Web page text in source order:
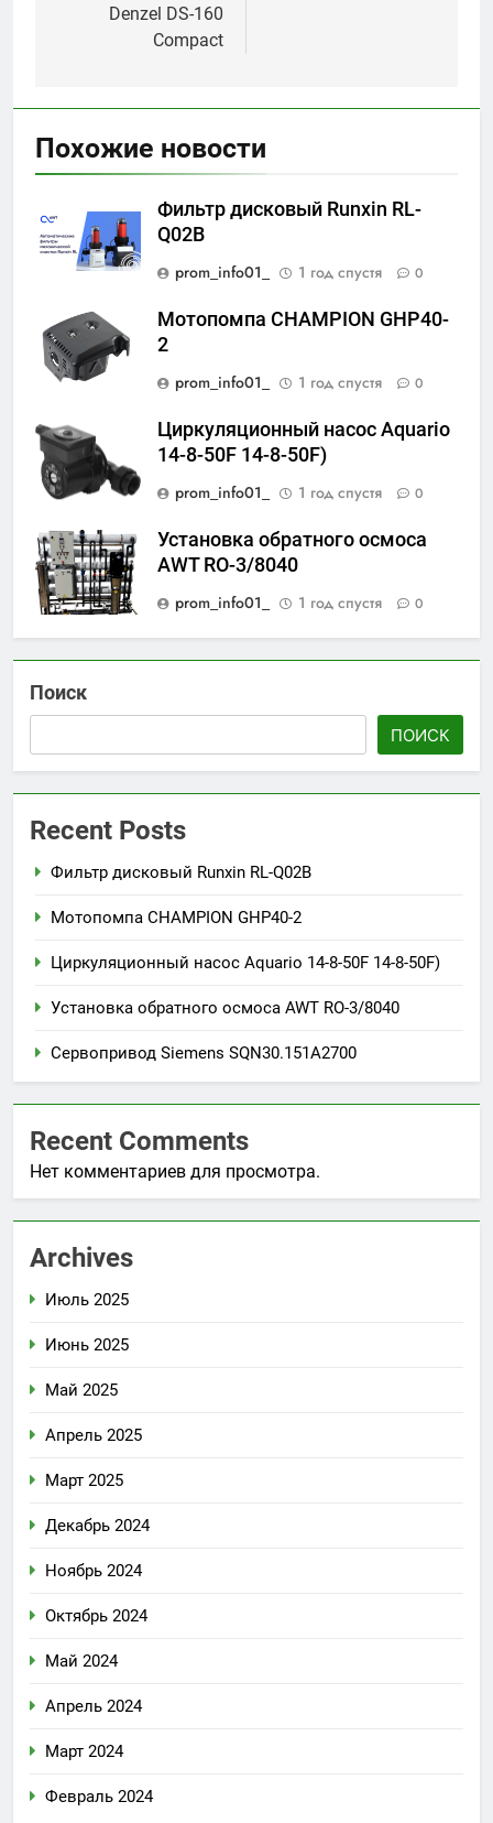
Denzel DS-160
Compact
Похожие новости
Фильтр дисковый Runxin RL-
Q02B
prom_info01_
1 год спустя 0
Мотопомпа CHAMPION GHP40-
2
prom_info01_
1 год спустя 0
Циркуляционный насос Aquario
14-8-50F 14-8-50F)
prom_info01_
1 год спустя 0
Установка обратного осмоса
AWT RO-3/8040
prom_info01_
1 год спустя 0
Поиск
ПОИСК
Recent Posts
Фильтр дисковый Runxin RL-Q02B
Мотопомпа CHAMPION GHP40-2
Циркуляционный насос Aquario 14-8-50F 14-8-50F)
Установка обратного осмоса AWT RO-3/8040
Сервопривод Siemens SQN30.151A2700
Recent Comments
Нет комментариев для просмотра.
Archives
Июль 2025
Июнь 2025
Май 2025
Апрель 2025
Март 2025
Декабрь 2024
Ноябрь 2024
Октябрь 2024
Май 2024
Апрель 2024
Март 2024
Февраль 2024